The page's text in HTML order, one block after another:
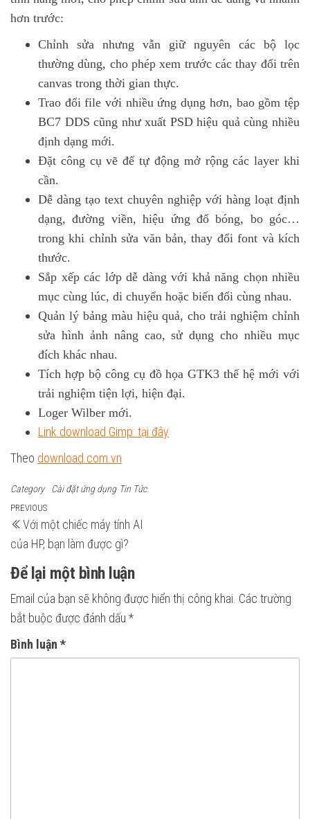
hơn trước:
Chỉnh sửa nhưng vẫn giữ nguyên các bộ lọc
thường dùng, cho phép xem trước các thay đổi trên
canvas trong thời gian thực.
Trao đổi file với nhiều ứng dụng hơn, bao gồm tệp
BC7 DDS cũng như xuất PSD hiệu quả cùng nhiều
định dạng mới.
Đặt công cụ vẽ để tự động mở rộng các layer khi
cần.
Dễ dàng tạo text chuyên nghiệp với hàng loạt định
dạng, đường viền, hiệu ứng đổ bóng, bo góc…
trong khi chỉnh sửa văn bản, thay đổi font và kích
thước.
Sắp xếp các lớp dễ dàng với khả năng chọn nhiều
mục cùng lúc, di chuyển hoặc biến đổi cùng nhau.
Quản lý bảng màu hiệu quả, cho trải nghiệm chỉnh
sửa hình ảnh nâng cao, sử dụng cho nhiều mục
đích khác nhau.
Tích hợp bộ công cụ đồ họa GTK3 thế hệ mới với
trải nghiệm tiện lợi, hiện đại.
Loger Wilber mới.
Link download Gimp: tại đây
Theo download.com.vn
Category Cài đặt ứng dụng Tin Tức
Điều
hướng
viết
Previous
Post
PREVIOUS
Với một chiếc máy tính AI
của HP, bạn làm được gì?
Để lại một bình luận
Email của bạn sẽ không được hiển thị công khai. Các trường
bắt buộc được đánh dấu *
Bình luận *